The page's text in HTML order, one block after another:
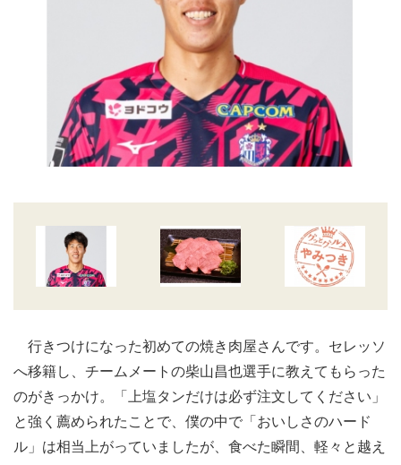
行きつけになった初めての焼き肉屋さんです。セレッソ
へ移籍し、チームメートの柴山昌也選手に教えてもらった
のがきっかけ。「上塩タンだけは必ず注文してください」
と強く薦められたことで、僕の中で「おいしさのハード
ル」は相当上がっていましたが、食べた瞬間、軽々と越え